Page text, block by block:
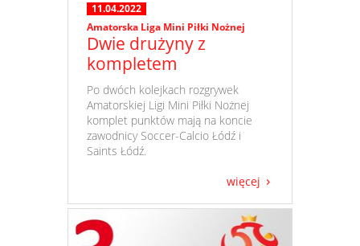
11.04.2022
Amatorska Liga Mini Piłki Nożnej
Dwie drużyny z
kompletem
​ Po dwóch kolejkach rozgrywek
Amatorskiej Ligi Mini Piłki Nożnej
komplet punktów mają na koncie
zawodnicy Soccer-Calcio Łódź i
Saints Łódź.
więcej